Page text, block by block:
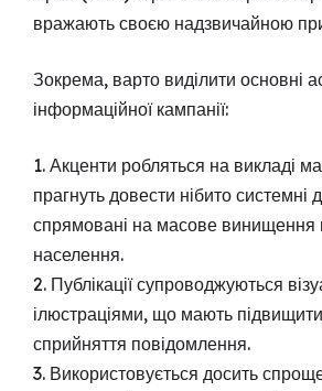
вражають своєю надзвичайною
Зокрема, варто виділити основні
інформаційної кампанії:
1. Акценти робляться на викладі
прагнуть довести нібито системні
спрямовані на масове винищення
населення.
2. Публікації супроводжуються
ілюстраціями, що мають
сприйняття повідомлення.
3. Використовується досить